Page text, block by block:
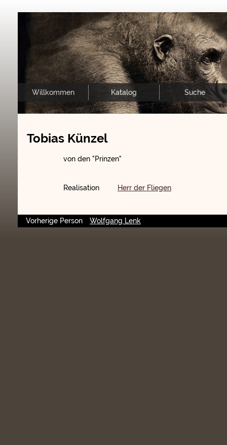
Willkommen Katalog Suche
Tobias Künzel
von den "Prinzen"
Realisation Herr der Fliegen
Vorherige Person Wolfgang Lenk